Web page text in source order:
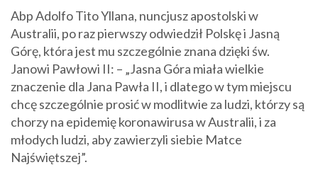
Abp Adolfo Tito Yllana, nuncjusz apostolski w
Australii, po raz pierwszy odwiedził Polskę i Jasną
Górę, która jest mu szczególnie znana dzięki św.
Janowi Pawłowi II: – „Jasna Góra miała wielkie
znaczenie dla Jana Pawła II, i dlatego w tym miejscu
chcę szczególnie prosić w modlitwie za ludzi, którzy są
chorzy na epidemię koronawirusa w Australii, i za
młodych ludzi, aby zawierzyli siebie Matce
Najświętszej”.